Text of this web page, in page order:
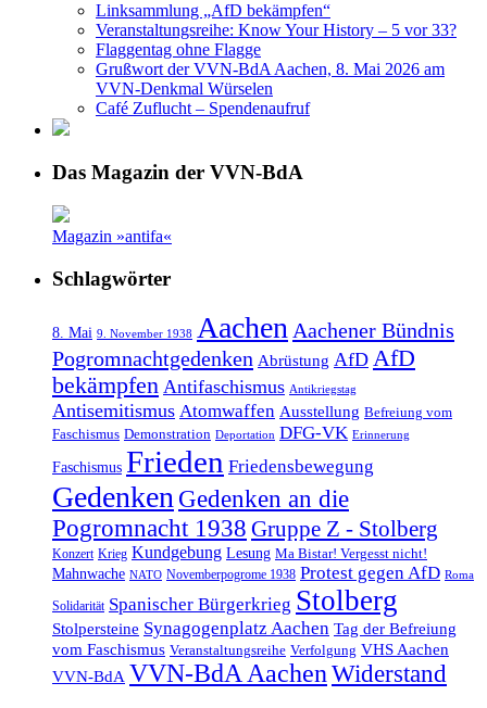
Linksammlung „AfD bekämpfen“
Veranstaltungsreihe: Know Your History – 5 vor 33?
Flaggentag ohne Flagge
Grußwort der VVN-BdA Aachen, 8. Mai 2026 am
VVN-Denkmal Würselen
Café Zuflucht – Spendenaufruf
Das Magazin der VVN-BdA
Magazin »antifa«
Schlagwörter
8. Mai 9. November 1938 Aachen Aachener Bündnis
Pogromnachtgedenken Abrüstung AfD AfD
bekämpfen Antifaschismus Antikriegstag
Antisemitismus Atomwaffen Ausstellung Befreiung vom
Faschismus Demonstration Deportation DFG-VK Erinnerung
Faschismus Frieden Friedensbewegung
Gedenken Gedenken an die
Pogromnacht 1938 Gruppe Z - Stolberg
Konzert Krieg Kundgebung Lesung Ma Bistar! Vergesst nicht!
Mahnwache NATO Novemberpogrome 1938 Protest gegen AfD Roma
Solidarität Spanischer Bürgerkrieg Stolberg
Stolpersteine Synagogenplatz Aachen Tag der Befreiung
vom Faschismus Veranstaltungsreihe Verfolgung VHS Aachen
VVN-BdA VVN-BdA AachenWiderstand